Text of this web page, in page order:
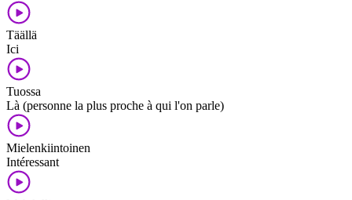
Täällä
Ici
Tuossa
Là (personne la plus proche à qui l'on parle)
Mielenkiintoinen
Intéressant